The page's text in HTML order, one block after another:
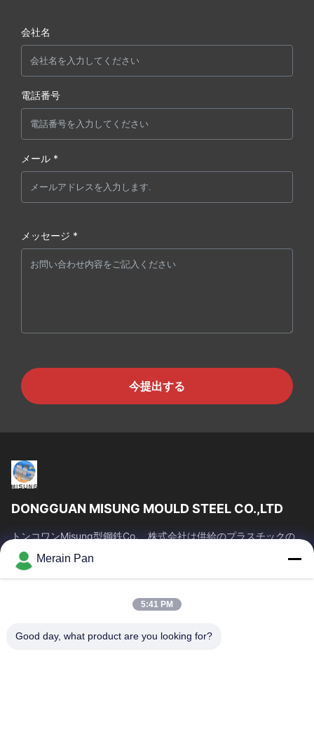
会社名
電話番号
メール *
メッセージ *
今提出する
DONGGUAN MISUNG MOULD STEEL CO.,LTD
トンコワンMisung型鋼鉄Co.、株式会社は供給のプラスチックの
一流の会社死ぬ鋼鉄、熱い仕事の鋼鉄、冷たい仕事の鋼鉄、合金
の構造スチールである
クイックリンク
プロダクト
VRショー
私達について
Merain Pan
5:41 PM
Good day, what product are you looking for?